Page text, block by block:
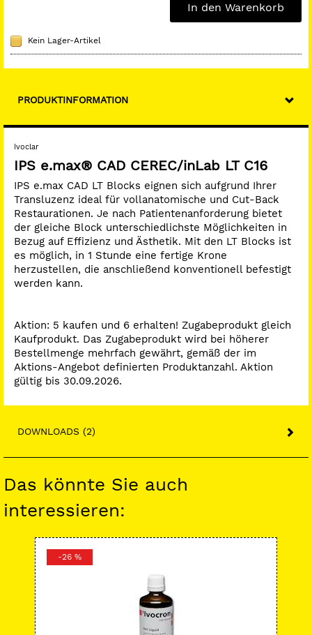
In den Warenkorb
Kein Lager-Artikel
PRODUKTINFORMATION
Ivoclar
IPS e.max® CAD CEREC/inLab LT C16
IPS e.max CAD LT Blocks eignen sich aufgrund Ihrer
Transluzenz ideal für vollanatomische und Cut-Back
Restaurationen. Je nach Patientenanforderung bietet
der gleiche Block unterschiedlichste Möglichkeiten in
Bezug auf Effizienz und Ästhetik. Mit den LT Blocks ist
es möglich, in 1 Stunde eine fertige Krone
herzustellen, die anschließend konventionell befestigt
werden kann.
Aktion: 5 kaufen und 6 erhalten! Zugabeprodukt gleich
Kaufprodukt. Das Zugabeprodukt wird bei höherer
Bestellmenge mehrfach gewährt, gemäß der im
Aktions-Angebot definierten Produktanzahl. Aktion
gültig bis 30.09.2026.
DOWNLOADS (2)
Das könnte Sie auch
interessieren:
-26 %